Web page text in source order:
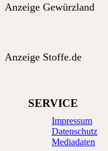
Anzeige Gewürzland
Anzeige Stoffe.de
SERVICE
Impressum
Datenschutz
Mediadaten